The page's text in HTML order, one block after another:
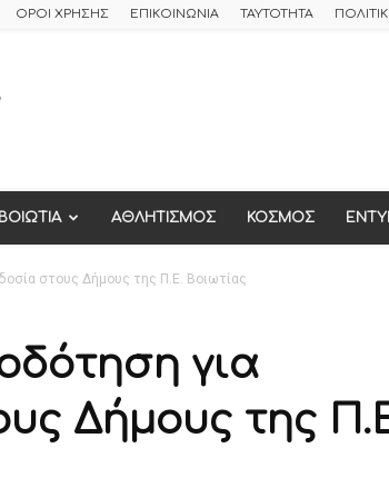
ΟΡΟΙ ΧΡΗΣΗΣ ΕΠΙΚΟΙΝΩΝΙΑ ΤΑΥΤΟΤΗΤΑ
ΒΟΙΩΤΙΑ ΑΘΛΗΤΙΣΜΟΣ ΚΟΣΜΟΣ
στους Δήμους της Π.Ε. Βοιωτίας
για
Δήμους της